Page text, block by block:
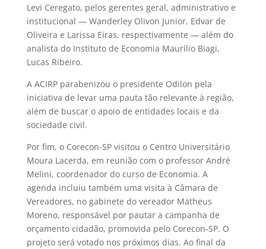
Levi Ceregato, pelos gerentes geral, administrativo e
institucional — Wanderley Olivon Junior, Edvar de
Oliveira e Larissa Eiras, respectivamente — além do
analista do Instituto de Economia Maurílio Biagi,
Lucas Ribeiro.
A ACIRP parabenizou o presidente Odilon pela
iniciativa de levar uma pauta tão relevante à região,
além de buscar o apoio de entidades locais e da
sociedade civil.
Por fim, o Corecon-SP visitou o Centro Universitário
Moura Lacerda, em reunião com o professor André
Melini, coordenador do curso de Economia. A
agenda incluiu também uma visita à Câmara de
Vereadores, no gabinete do vereador Matheus
Moreno, responsável por pautar a campanha de
orçamento cidadão, promovida pelo Corecon-SP. O
projeto será votado nos próximos dias. Ao final da